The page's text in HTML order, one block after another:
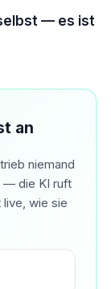
— es ist
an
niemand
— die KI ruft
live, wie sie